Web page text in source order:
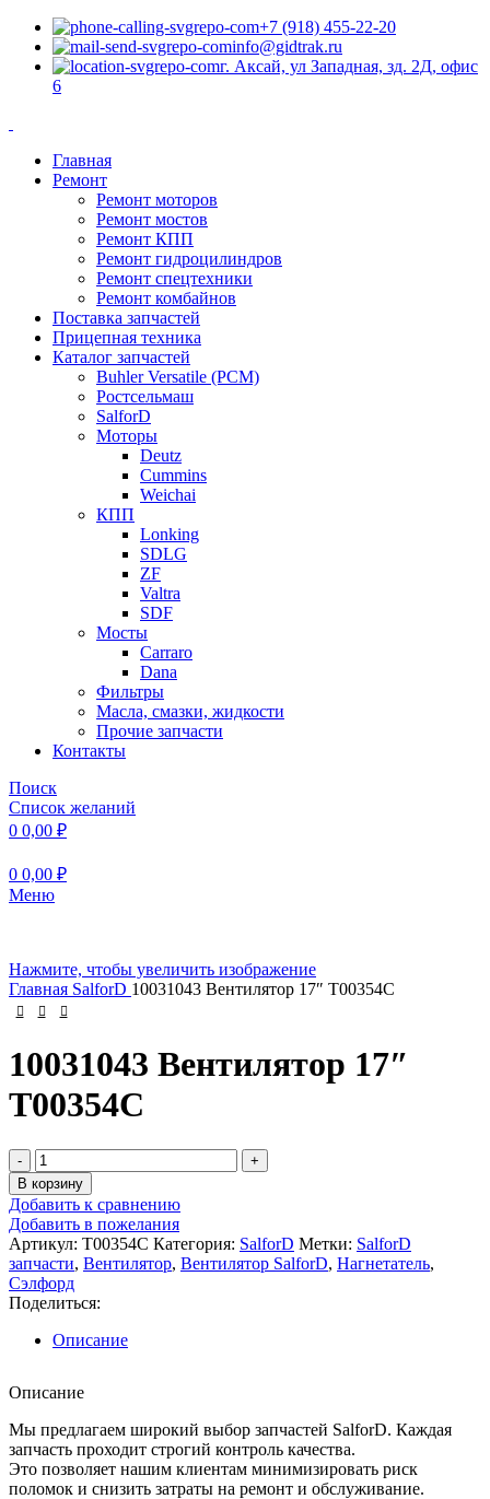
+7 (918) 455-22-20
info@gidtrak.ru
г. Аксай, ул Западная, зд. 2Д, офис
6
Главная
Ремонт
Ремонт моторов
Ремонт мостов
Ремонт КПП
Ремонт гидроцилиндров
Ремонт спецтехники
Ремонт комбайнов
Поставка запчастей
Прицепная техника
Каталог запчастей
Buhler Versatile (РСМ)
Ростсельмаш
SalforD
Моторы
Deutz
Cummins
Weichai
КПП
Lonking
SDLG
ZF
Valtra
SDF
Мосты
Carraro
Dana
Фильтры
Масла, смазки, жидкости
Прочие запчасти
Контакты
Поиск
Список желаний
0 0,00 ₽
0 0,00 ₽
Меню
Нажмите, чтобы увеличить изображение
Главная SalforD 10031043 Вентилятор 17″ T00354C
10031043 Вентилятор 17″
T00354C
Количество
товара
10031043
Вентилятор
17"
T00354C
В корзину
Добавить к сравнению
Добавить в пожелания
Артикул: T00354C Категория: SalforD Метки: SalforD
запчасти, Вентилятор, Вентилятор SalforD, Нагнетатель,
Сэлфорд
Поделиться:
Описание
Описание
Мы предлагаем широкий выбор запчастей SalforD. Каждая
запчасть проходит строгий контроль качества.
Это позволяет нашим клиентам минимизировать риск
поломок и снизить затраты на ремонт и обслуживание.